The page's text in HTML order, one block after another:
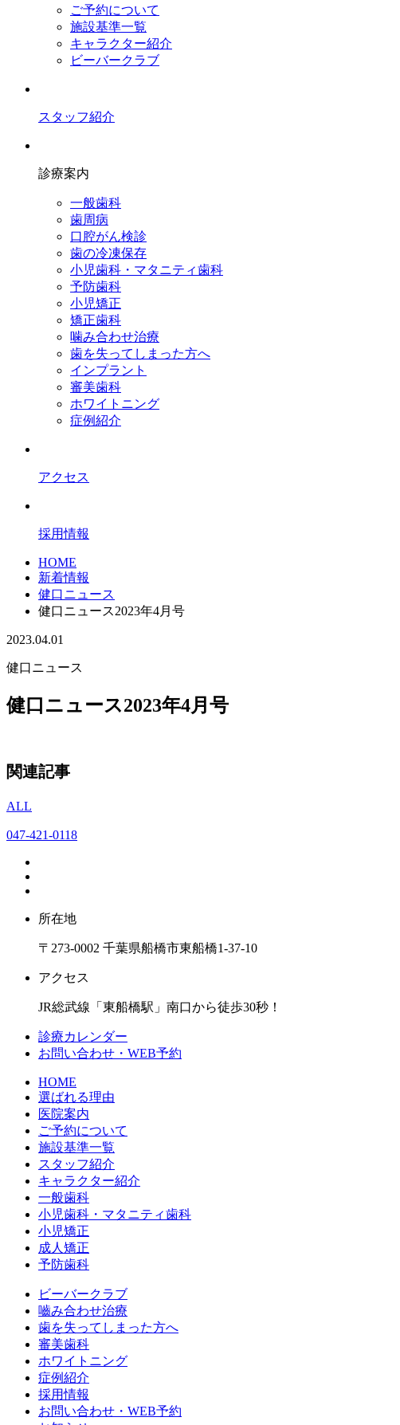
ご予約について
施設基準一覧
キャラクター紹介
ビーバークラブ
スタッフ紹介
診療案内
一般歯科
歯周病
口腔がん検診
歯の冷凍保存
小児歯科・マタニティ歯科
予防歯科
小児矯正
矯正歯科
噛み合わせ治療
歯を失ってしまった方へ
インプラント
審美歯科
ホワイトニング
症例紹介
アクセス
採用情報
HOME
新着情報
健口ニュース
健口ニュース2023年4月号
2023.04.01
健口ニュース
健口ニュース2023年4月号
関連記事
ALL
047-421-0118
所在地
〒273-0002 千葉県船橋市東船橋1-37-10
アクセス
JR総武線「東船橋駅」南口から徒歩30秒！
診療カレンダー
お問い合わせ・WEB予約
HOME
選ばれる理由
医院案内
ご予約について
施設基準一覧
スタッフ紹介
キャラクター紹介
一般歯科
小児歯科・マタニティ歯科
小児矯正
成人矯正
予防歯科
ビーバークラブ
嚙み合わせ治療
歯を失ってしまった方へ
審美歯科
ホワイトニング
症例紹介
採用情報
お問い合わせ・WEB予約